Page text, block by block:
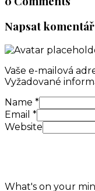
Napsat komentář
Vaše e-mailová
Vyžadované
Name *
Email *
Website
What's on your